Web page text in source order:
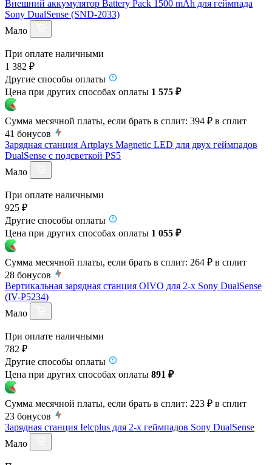
Внешний аккумулятор Battery Pack 1500 mAh для геймпада
Sony DualSense (SND-2033)
Мало
При оплате наличными
1 382 ₽
Другие способы оплаты
Цена при других способах оплаты 1 575 ₽
Сумма месячной платы, если брать в сплит: 394 ₽ в сплит
41 бонусов
Зарядная станция Artplays Magnetic LED для двух геймпадов
DualSense с подсветкой PS5
Мало
При оплате наличными
925 ₽
Другие способы оплаты
Цена при других способах оплаты 1 055 ₽
Сумма месячной платы, если брать в сплит: 264 ₽ в сплит
28 бонусов
Вертикальная зарядная станция OIVO для 2-х Sony DualSense
(IV-P5234)
Мало
При оплате наличными
782 ₽
Другие способы оплаты
Цена при других способах оплаты 891 ₽
Сумма месячной платы, если брать в сплит: 223 ₽ в сплит
23 бонусов
Зарядная станция Ielcplus для 2-х геймпадов Sony DualSense
Мало